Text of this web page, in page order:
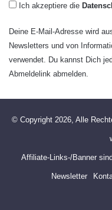
Ich akzeptiere die
Deine E-Mail-Adresse wird
Newsletters und von
verwendet. Du kannst Dich
Abmeldelink abmelden.
© Copyright 2026, Alle
Affiliate-Links-/Banner
Newsletter